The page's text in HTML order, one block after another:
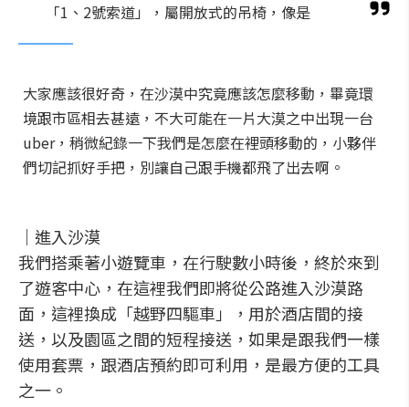
「1、2號索道」，屬開放式的吊椅，像是
大家應該很好奇，在沙漠中究竟應該怎麼移動，畢竟環
境跟市區相去甚遠，不大可能在一片大漠之中出現一台
uber，稍微紀錄一下我們是怎麼在裡頭移動的，小夥伴
們切記抓好手把，別讓自己跟手機都飛了出去啊。
｜進入沙漠
我們搭乘著小遊覽車，在行駛數小時後，終於來到
了遊客中心，在這裡我們即將從公路進入沙漠路
面，這裡換成「越野四驅車」，用於酒店間的接
送，以及園區之間的短程接送，如果是跟我們一樣
使用套票，跟酒店預約即可利用，是最方便的工具
之一。